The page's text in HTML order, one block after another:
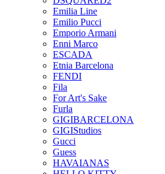
Emilia Line
Emilio Pucci
Emporio Armani
Enni Marco
ESCADA
Etnia Barcelona
FENDI
Fila
For Art's Sake
Furla
GIGIBARCELONA
GIGIStudios
Gucci
Guess
HAVAIANAS